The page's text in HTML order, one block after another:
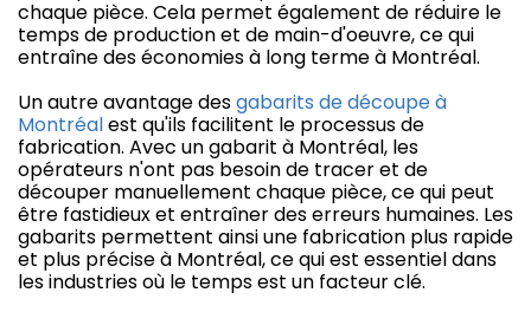
chaque pièce. Cela permet également de réduire le
temps de production et de main-d'oeuvre, ce qui
entraîne des économies à long terme à Montréal.
Un autre avantage desgabarits de découpe à
Montréalest qu'ils facilitent le processus de
fabrication. Avec un gabarit à Montréal, les
opérateurs n'ont pas besoin de tracer et de
découper manuellement chaque pièce, ce qui peut
être fastidieux et entraîner des erreurs humaines. Les
gabarits permettent ainsi une fabrication plus rapide
et plus précise à Montréal, ce qui est essentiel dans
les industries où le temps est un facteur clé.